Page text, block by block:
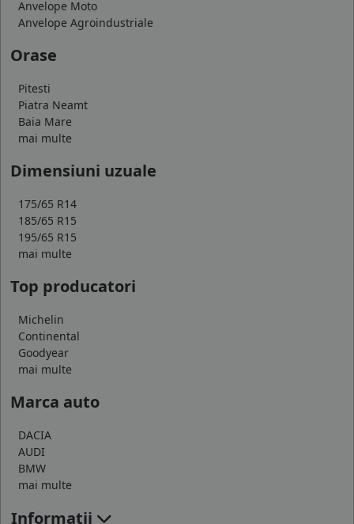
Anvelope Moto
Anvelope Agroindustriale
Orase
Pitesti
Piatra Neamt
Baia Mare
mai multe
Dimensiuni uzuale
175/65 R14
185/65 R15
195/65 R15
mai multe
Top producatori
Michelin
Continental
Goodyear
mai multe
Marca auto
DACIA
AUDI
BMW
mai multe
Informatii